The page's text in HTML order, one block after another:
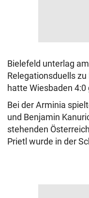
Bielefeld unterlag
Relegationsduells zu
hatte Wiesbaden
Bei der Arminia
und Benjamin
stehenden
Prietl wurde in der